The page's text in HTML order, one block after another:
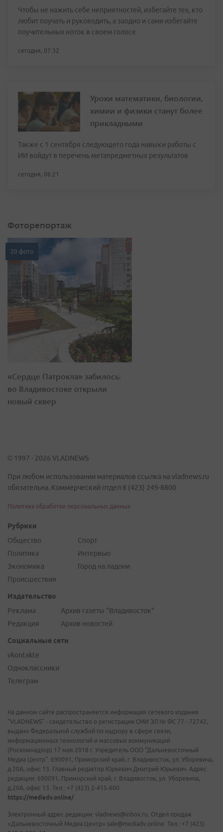
Чтобы не нажить себе неприятностей, избегайте тех, кто
любит поучать и руководить, а заодно и сами избегайте
поучительных ноток в своем голосе
сегодня, 07:32
Уроки математики, биологии,
химии и физики станут более
прикладными
Также с 1 сентября следующего года навыки работы с
ИИ войдут в перечень метапредметных результатов
сегодня, 06:21
Фоторепортаж
20 фото
«Сердце Патрокла» забилось:
во Владивостоке открыли
новый сквер
© 1997 - 2026 VLADNEWS
При любом использовании материалов ссылка на vladnews.ru
обязательна. Коммерческий отдел 8 (423) 249-8800
Политика обработки персональных данных
Рубрики
Общество
Политика
Экономика
Происшествия
Спорт
Интервью
Город на ладони
Издательство
Реклама
Редакция
Архив газеты "Владивосток"
Архив новостей
Социальные сети
vkontakte
Одноклассники
Телеграм
На данном сайте распространяется информация сетевого издания
"VLADNEWS" - свидетельство о регистрации СМИ ЭЛ № ФС 77 - 72742,
выдано Федеральной службой по надзору в сфере связи,
информационных технологий и массовых коммуникаций
(Роскомнадзор) 17 мая 2018 г. Учредитель ООО "Дальневосточный
Медиа Центр". 690091, Приморский край, г. Владивосток, ул. Уборевича,
д.20А, офис 13. Главный редактор Юркевич Дмитрий Юрьевич. Адрес
редакции: 690091, Приморский край, г. Владивосток, ул. Уборевича,
д.20А, офис 13. Тел.: +7 (423) 2-415-600.
https://mediadv.online/
Электронный адрес редакции: vladnews@inbox.ru. Отдел продаж
«Дальневосточный Медиа Центр» sale@mediadv.online. Тел.: +7 (423)